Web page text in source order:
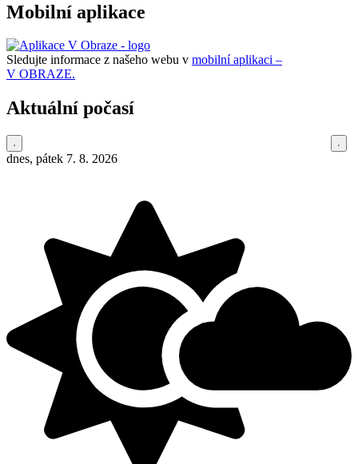
Mobilní aplikace
Sledujte informace z našeho webu v mobilní aplikaci –
V OBRAZE.
Aktuální počasí
dnes, pátek 7. 8. 2026